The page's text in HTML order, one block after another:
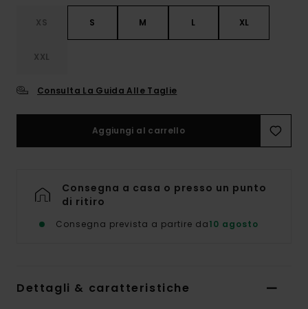
XS S M L XL
XXL
Consulta La Guida Alle Taglie
Aggiungi al carrello
Consegna a casa o presso un punto
di ritiro
Consegna prevista a partire da10 agosto
Dettagli & caratteristiche